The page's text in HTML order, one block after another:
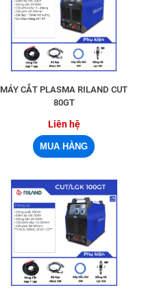
MÁY CẮT PLASMA RILAND CUT
80GT
Liên hệ